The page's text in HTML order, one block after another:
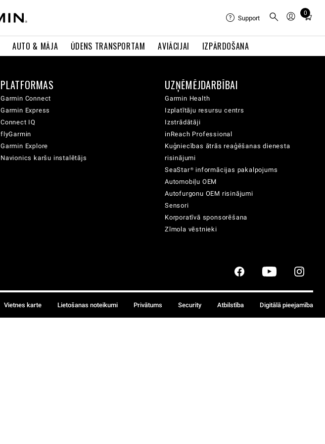
AUTO & MĀJA ŪDENS TRANSPORTAM AVIĀCIJAI IZPĀRDOŠANA
Support
0
Total
cart:
PLATFORMAS
Garmin Connect
Garmin Express
Connect IQ
flyGarmin
Garmin Explore
Navionics karšu instalētājs
UZŅĒMĒJDARBĪBAI
Garmin Health
Izplatītāju resursu centrs
Izstrādātāji
inReach Professional
Kuģniecības ātrās reaģēšanas dienesta
risinājumi
SeaStar® informācijas pakalpojums
Automobiļu OEM
Autofurgonu OEM risinājumi
Sensori
Korporatīvā sponsorēšana
Zīmola vēstnieki
Vietnes karte Lietošanas noteikumi Privātums Security Atbilstība Digitālā pieejamība